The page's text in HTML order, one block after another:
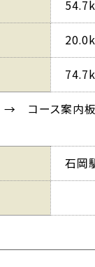
→ コース案内
石岡